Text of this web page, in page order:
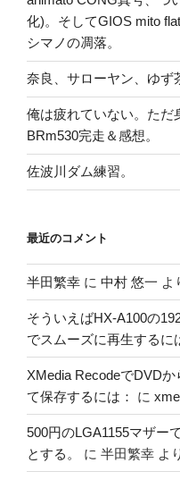
化)。そしてGIOS mito
シマノの凋落。
奈良、サローヤン、ゆず
俺は疲れていない。ただ
BRm530完走＆感想。
佐波川ダム練習。
最近のコメント
半田繁幸 に 中村 悠一 よ
そういえばHX-A100の
でスムーズに再生するに
XMedia RecodeでDVD
て保存するには：
に
500円のLGA1155マザー
とする。
に 半田繁幸 よ